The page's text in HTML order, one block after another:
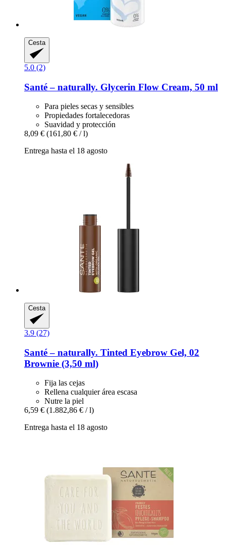
Cesta
5.0 (2)
Santé – naturally. Glycerin Flow Cream, 50 ml
Para pieles secas y sensibles
Propiedades fortalecedoras
Suavidad y protección
8,09 € (161,80 € / l)
Entrega hasta el 18 agosto
Cesta
3.9 (27)
Santé – naturally. Tinted Eyebrow Gel, 02
Brownie (3,50 ml)
Fija las cejas
Rellena cualquier área escasa
Nutre la piel
6,59 € (1.882,86 € / l)
Entrega hasta el 18 agosto